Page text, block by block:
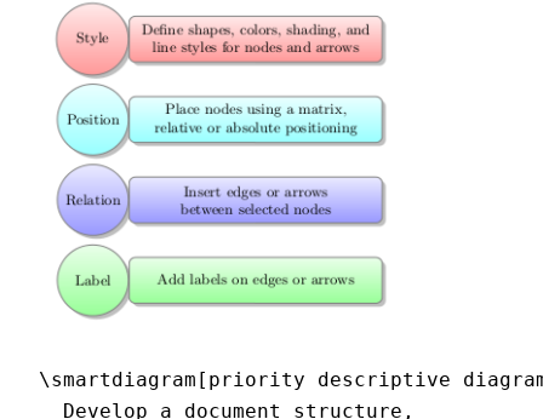
\smartdiagram[priority descriptive
  Develop a document structure,